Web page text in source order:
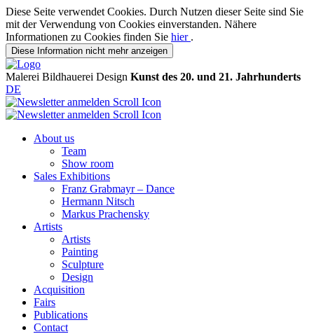
Diese Seite verwendet Cookies. Durch Nutzen dieser Seite sind Sie
mit der Verwendung von Cookies einverstanden. Nähere
Informationen zu Cookies finden Sie hier .
Diese Information nicht mehr anzeigen
Malerei Bildhauerei Design Kunst des 20. und 21. Jahrhunderts
DE
About us
Team
Show room
Sales Exhibitions
Franz Grabmayr – Dance
Hermann Nitsch
Markus Prachensky
Artists
Artists
Painting
Sculpture
Design
Acquisition
Fairs
Publications
Contact